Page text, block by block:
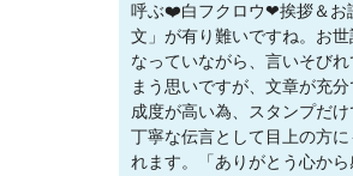
呼ぶ❤️白フクロウ❤挨拶＆お
文」が有り難いですね。お世
なっていながら、言いそびれ
まう思いですが、文章が充
成度が高い為、スタンプだけ
丁寧な伝言として目上の方に
れます。「ありがとう心から